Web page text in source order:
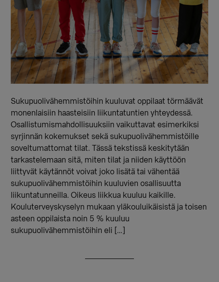
Sukupuolivähemmistöihin kuuluvat oppilaat törmäävät
monenlaisiin haasteisiin liikuntatuntien yhteydessä.
Osallistumismahdollisuuksiin vaikuttavat esimerkiksi
syrjinnän kokemukset sekä sukupuolivähemmistöille
soveltumattomat tilat. Tässä tekstissä keskitytään
tarkastelemaan sitä, miten tilat ja niiden käyttöön
liittyvät käytännöt voivat joko lisätä tai vähentää
sukupuolivähemmistöihin kuuluvien osallisuutta
liikuntatunneilla. Oikeus liikkua kuuluu kaikille.
Kouluterveyskyselyn mukaan yläkouluikäisistä ja toisen
asteen oppilaista noin 5 % kuuluu
sukupuolivähemmistöihin eli […]